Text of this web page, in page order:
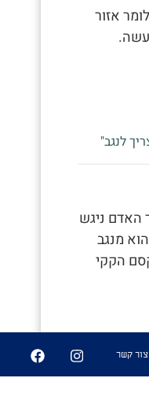
אזור
לנגב"
האדם ניגש
מנגב
הקקי
נאחר"צור קשר